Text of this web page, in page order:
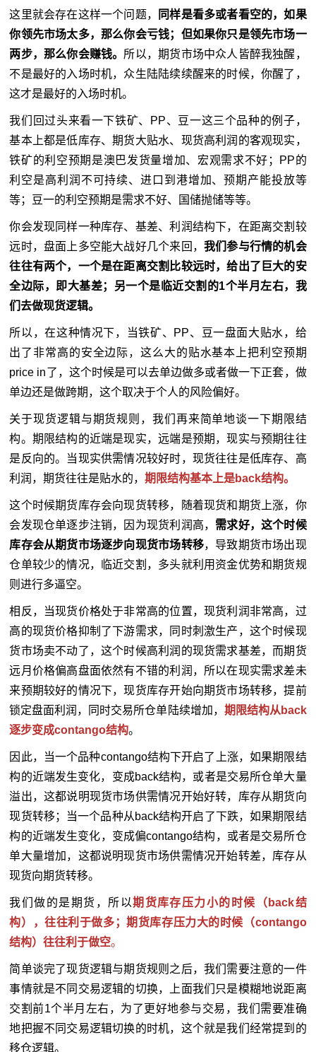
这里就会存在这样一个问题，
同样是看多或者看空的，如果
你领先市场太多，那么你会亏钱；但如果你只是领先市场一
两步，那么你会赚钱。 所以，期货市场中众人皆醉我独醒，
不是最好的入场时机，众生陆陆续续醒来的时候，你醒了，
这才是最好的入场时机。
我们回过头来看一下铁矿、PP、豆一这三个品种的例子，
基本上都是低库存、期货大贴水、现货高利润的客观现实，
铁矿的利空预期是澳巴发货量增加、宏观需求不好；PP的
利空是高利润不可持续、进口到港增加、预期产能投放等
等；豆一的利空预期是需求不好、国储抛储等等。
你会发现同样一种库存、基差、利润结构下，在距离交割较
远时，盘面上多空能大战好几个来回， 我们参与行情的机会
往往有两个，一个是在距离交割比较远时，给出了巨大的安
全边际，即大基差；另一个是临近交割的1个半月左右，我
们去做现货逻辑。
所以，在这种情况下，当铁矿、PP、豆一盘面大贴水，给
出了非常高的安全边际，这么大的贴水基本上把利空预期
price in了，这个时候是可以去单边做多或者做一下正套， 做
单边还是做跨期，这个取决于个人的风险偏好。
关于现货逻辑与期货规则，我们再来简单地谈一下期限结
构。期限结构的近端是现实，远端是预期，现实与预期往往
是反向的。当现实供需情况较好时，现货往往是低库存、高
利润，期货往往是贴水的，期限结构基本上是back结构。
这个时候期货库存会向现货转移，随着现货和期货上涨，你
会发现仓单逐步注销，因为现货利润高， 需求好，这个时候
库存会从期货市场逐步向现货市场转移，导致期货市场出现
仓单较少的情况，临近交割，多头就利用资金优势和期货规
则进行多逼空。
相反，当现货价格处于非常高的位置，现货利润非常高，过
高的现货价格抑制了下游需求，同时刺激生产，这个时候现
货市场卖不动了，这个时候高利润的现货需求基差，而期货
远月价格偏高盘面依然有不错的利润，所以在现实需求差未
来预期较好的情况下，现货库存开始向期货市场转移，提前
锁定盘面利润，同时交易所仓单陆续增加， 期限结构从back
逐步变成contango结构。
因此，当一个品种contango结构下开启了上涨，如果期限结
构的近端发生变化，变成back结构，或者是交易所仓单大量
溢出，这都说明现货市场供需情况开始好转，库存从期货向
现货转移；当一个品种从back结构开启了下跌，如果期限结
构的近端发生变化，变成偏contango结构，或者是交易所仓
单大量增加，这都说明现货市场供需情况开始转差，库存从
现货向期货转移。
我们做的是期货，所以期货库存压力小的时候（back结
构），往往利于做多；期货库存压力大的时候（contango
结构）往往利于做空。
简单谈完了现货逻辑与期货规则之后，我们需要注意的一件
事情就是不同交易逻辑的切换，上面我们只是模糊地说距离
交割前1个半月左右，为了更好地参与交易，我们需要准确
地把握不同交易逻辑切换的时机，这个就是我们经常提到的
移仓逻辑。